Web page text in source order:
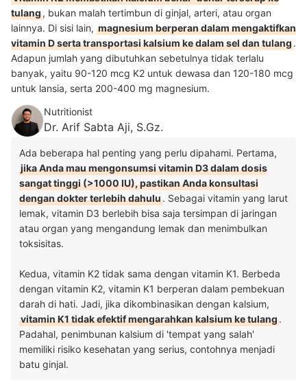
tulang, bukan malah tertimbun di ginjal, arteri, atau organ
lainnya. Di sisi lain, magnesium berperan dalam mengaktifkan
vitamin D serta transportasi kalsium ke dalam sel dan tulang.
Adapun jumlah yang dibutuhkan sebetulnya tidak terlalu
banyak, yaitu 90-120 mcg K2 untuk dewasa dan 120-180 mcg
untuk lansia, serta 200-400 mg magnesium.
Nutritionist
Dr. Arif Sabta Aji, S.Gz.
Ada beberapa hal penting yang perlu dipahami. Pertama,
jika Anda mau mengonsumsi vitamin D3 dalam dosis
sangat tinggi (>1000 IU), pastikan Anda konsultasi
dengan dokter terlebih dahulu. Sebagai vitamin yang larut
lemak, vitamin D3 berlebih bisa saja tersimpan di jaringan
atau organ yang mengandung lemak dan menimbulkan
toksisitas.
Kedua, vitamin K2 tidak sama dengan vitamin K1. Berbeda
dengan vitamin K2, vitamin K1 berperan dalam pembekuan
darah di hati. Jadi, jika dikombinasikan dengan kalsium,
vitamin K1 tidak efektif mengarahkan kalsium ke tulang.
Padahal, penimbunan kalsium di 'tempat yang salah'
memiliki risiko kesehatan yang serius, contohnya menjadi
batu ginjal.